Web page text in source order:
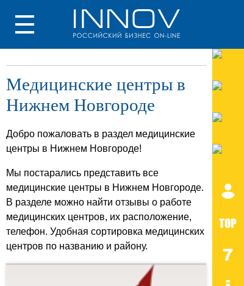
Медицинские центры в
Нижнем Новгороде
Добро пожаловать в раздел медицинские
центры в Нижнем Новгороде!
Мы постарались представить все
медицинские центры в Нижнем Новгороде.
В разделе можно найти отзывы о работе
медицинских центров, их расположение,
телефон. Удобная сортировка медицинских
центров по названию и району.